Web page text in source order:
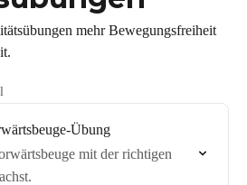
mehr Bewegungsfreiheit
Übung
mit der richtigen